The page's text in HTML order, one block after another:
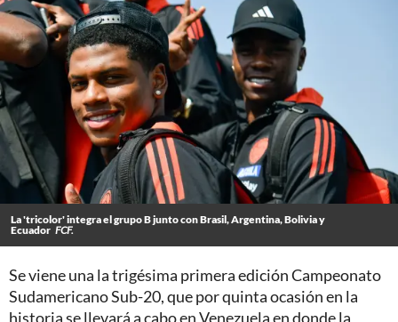
La 'tricolor' integra el grupo B junto con Brasil, Argentina, Bolivia y
Ecuador FCF.
Se viene una la trigésima primera edición Campeonato
Sudamericano Sub-20, que por quinta ocasión en la
historia se llevará a cabo en Venezuela en donde la